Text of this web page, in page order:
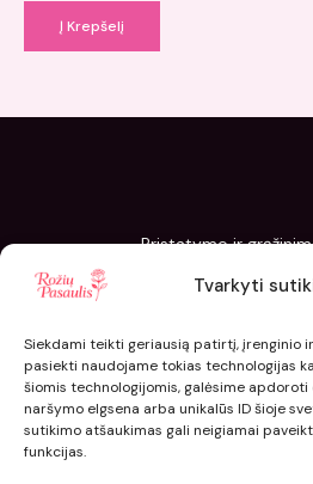
Tvarkyti
Siekdami teikti geriausią patirtį, įrenginio
pasiekti naudojame tokias technologijas
šiomis technologijomis, galėsime apdoroti
naršymo elgsena arba unikalūs ID šioje
sutikimo atšaukimas gali neigiamai
funkcijas.
Į Krepšelį
Pristatymo ir
Slapukų